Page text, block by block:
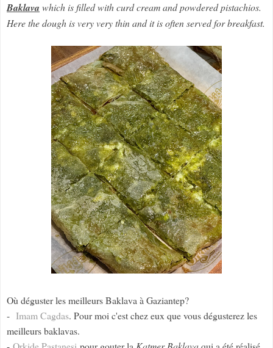
Baklava which is filled with curd cream and powdered pistachios.
Here the dough is very very thin and it is often served for breakfast.
Où déguster les meilleurs Baklava à Gaziantep?
- Imam Cagdas. Pour moi c'est chez eux que vous dégusterez les
meilleurs baklavas.